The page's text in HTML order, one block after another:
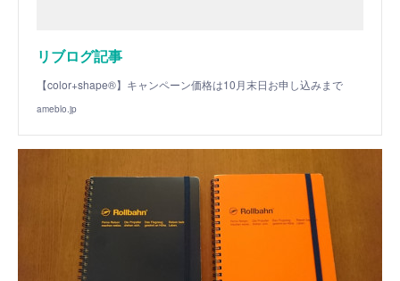
リブログ記事
【color+shape®】キャンペーン価格は10月末日お申し込みまで
ameblo.jp